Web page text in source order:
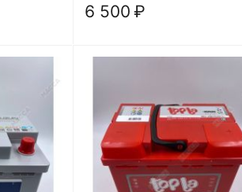
6 500 ₽